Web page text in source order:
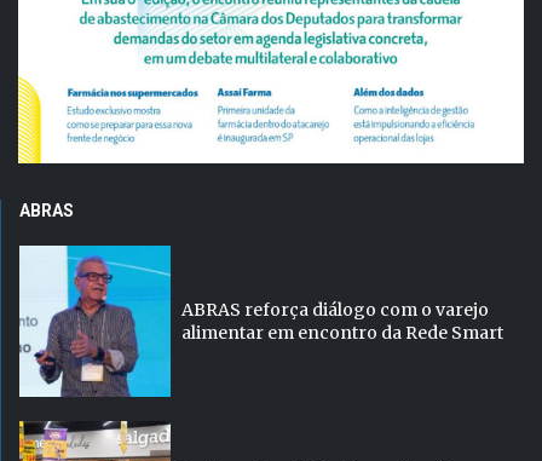
ABRAS
ABRAS reforça diálogo com o varejo
alimentar em encontro da Rede Smart